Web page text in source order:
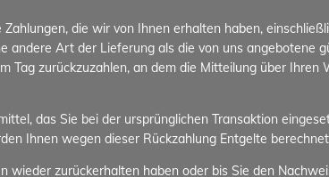
die wir von Ihnen erhalten haben,
andere Art der Lieferung als die von uns angebotene
Tag zurückzuzahlen, an dem die Mitteilung über
das Sie bei der ursprünglichen Transaktion
Ihnen wegen dieser Rückzahlung Entgelte
zurückerhalten haben oder bis Sie den